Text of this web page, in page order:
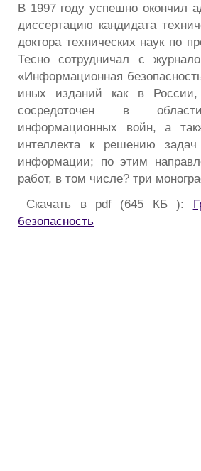
В 1997 году успешно окончил
диссертацию кандидата
доктора технических наук по
Тесно сотрудничал с
«Информационная
иных изданий как в
сосредоточен в
информационных войн, а
интеллекта к решению
информации; по этим
работ, в том числе? три
Скачать в pdf (645 КБ ):
безопасность